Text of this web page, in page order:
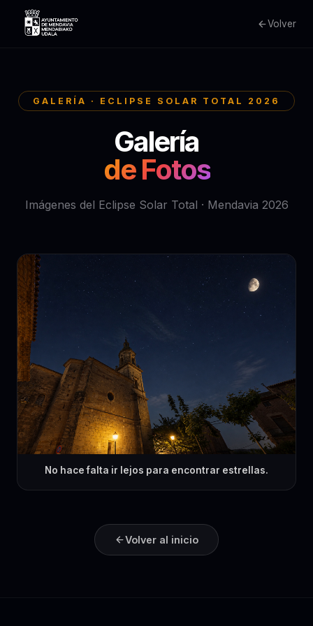
Volver
GALERÍA · ECLIPSE SOLAR TOTAL 2026
Galería
de Fotos
Imágenes del Eclipse Solar Total · Mendavia 2026
No hace falta ir lejos para encontrar estrellas.
Volver al inicio